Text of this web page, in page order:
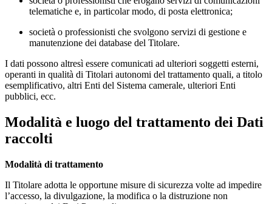
telematiche e, in particolar modo, di posta elettronica;
società o professionisti che svolgono servizi di gestione e
manutenzione dei database del Titolare.
I dati possono altresì essere comunicati ad ulteriori soggetti esterni,
operanti in qualità di Titolari autonomi del trattamento quali, a titolo
esemplificativo, altri Enti del Sistema camerale, ulteriori Enti
pubblici, ecc.
Modalità e luogo del trattamento dei Dati
raccolti
Modalità di trattamento
Il Titolare adotta le opportune misure di sicurezza volte ad impedire
l’accesso, la divulgazione, la modifica o la distruzione non